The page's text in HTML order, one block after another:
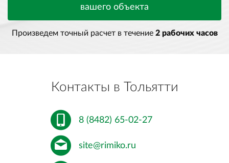
вашего объекта
Произведем точный расчет в течение 2 рабочих часов
Контакты в Тольятти
8 (8482) 65-02-27
site@rimiko.ru